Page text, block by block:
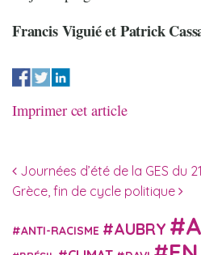
Francis Viguié et Patrick
Imprimer cet article
Navigation des
Journées d’été de la GES du
Grèce, fin de cycle politique
ANTI-RACISME AUBRY